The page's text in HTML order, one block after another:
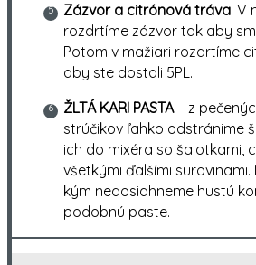
Zázvor a citrónová tráva. V
rozdrtíme zázvor tak aby
Potom v mažiari rozdrtíme
aby ste dostali 5PL.
ŽLTÁ KARI PASTA– z
strúčikov ľahko odstránime
ich do mixéra so šalotkami,
všetkými ďalšími surovinami.
kým nedosiahneme hustú
podobnú paste.